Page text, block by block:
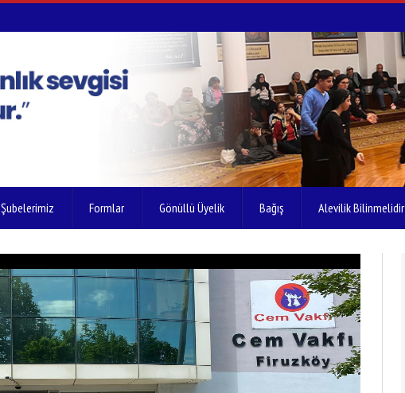
Şubelerimiz Formlar Gönüllü Üyelik Bağış Alevilik Bilinmelidir